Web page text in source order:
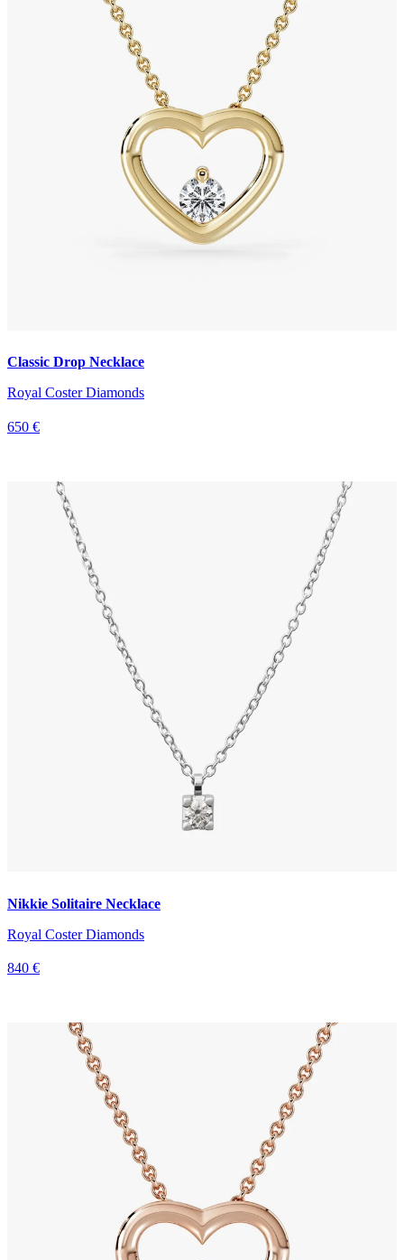
Classic Drop Necklace
Royal Coster Diamonds
650 €
Nikkie Solitaire Necklace
Royal Coster Diamonds
840 €